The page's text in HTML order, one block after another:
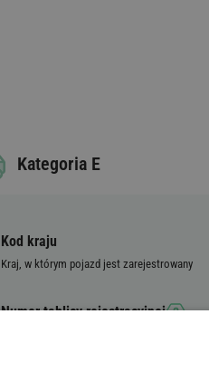
Kategoria E
Kod kraju
Kraj, w którym pojazd jest zarejestrowany
Numer tablicy rejestracyjnej